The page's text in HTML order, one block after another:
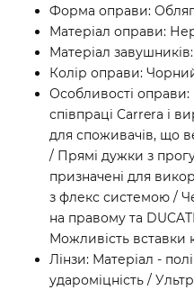
Форма оправи:
Матеріал оправи:
Матеріал
Колір оправи:
Особливості
співпраці Carrera і
для споживачів, що
/ Прямі дужки з
призначені для
з флекс системою /
на правому та
Можливість вставки
Лінзи: Матеріал -
удароміцність /